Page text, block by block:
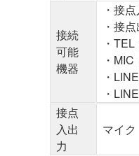
接続
可能
機器
・接
・接
・
・
・
・
接点
入出
力
マイ